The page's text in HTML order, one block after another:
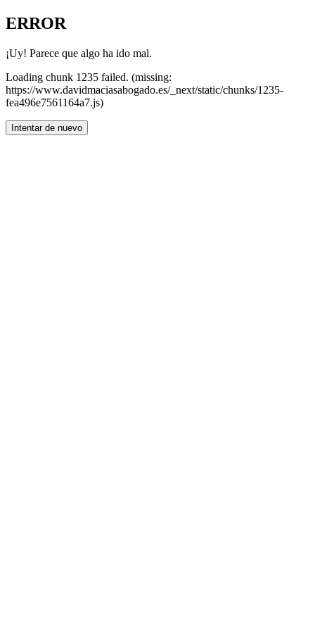
ERROR
¡Uy! Parece que algo ha ido mal.
Loading chunk 1235 failed. (missing:
https://www.davidmaciasabogado.es/_next/static/chunks/1235-
fea496e7561164a7.js)
Intentar de nuevo